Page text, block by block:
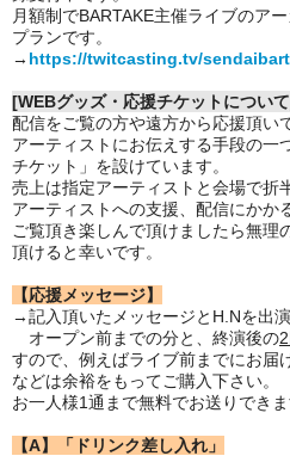
月額制でBARTAKE主催ライブのア
プランです。
→ https://twitcasting.tv/
[WEBグッズ・応援チケットについ
配信をご覧の方や遠方から応援頂い
アーティストにお伝えする手段の一
チケット」を設けています。
売上は指定アーティストと会場で折
アーティストへの支援、配信にかか
ご覧頂き楽しんで頂けましたら無理
頂けると幸いです。
【応援メッセージ】
→記入頂いたメッセージとH.Nを出演
オープン前までの分と、終演後の
すので、例えばライブ前までにお届
などは余裕をもってご購入下さい。
お一人様1通まで無料でお送りできま
【A】「ドリンク差し入れ」